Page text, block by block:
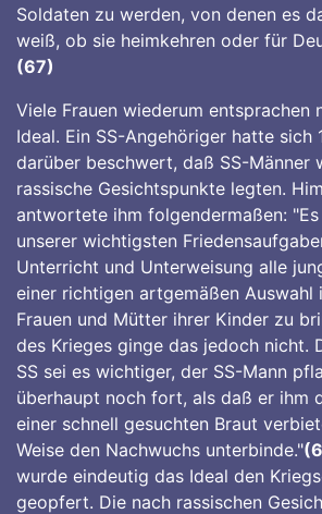
Soldaten zu werden, von denen es
weiß, ob sie heimkehren oder für
(67)
Viele Frauen wiederum entsprachen
Ideal. Ein SS-Angehöriger hatte sich
darüber beschwert, daß SS-Männer
rassische Gesichtspunkte legten.
antwortete ihm folgendermaßen:
unserer wichtigsten
Unterricht und Unterweisung alle
einer richtigen artgemäßen Auswahl
Frauen und Mütter ihrer Kinder zu
des Krieges ginge das jedoch nicht.
SS sei es wichtiger, der SS-Mann
überhaupt noch fort, als daß er ihm
einer schnell gesuchten Braut
Weise den Nachwuchs unterbinde."
wurde eindeutig das Ideal den
geopfert. Die nach rassischen